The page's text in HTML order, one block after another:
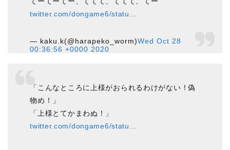
twitter.com/dongame6/statu…
— kaku.k(@harapeko_worm)Wed Oct 28
00:36:56 +0000 2020
「こんなところに上様がおられるわけがない！偽
物め！」
「上様とてかまわぬ！」
twitter.com/dongame6/statu…